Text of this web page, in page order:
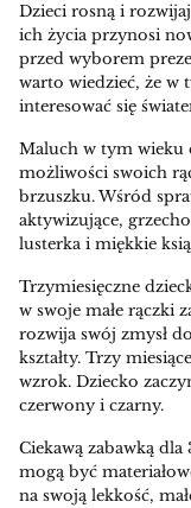
Dzieci rosną i
ich życia przynosi
przed wyborem
warto wiedzieć, że w
interesować się
Maluch w tym wieku
możliwości swoich
brzuszku. Wśród
aktywizujące,
lusterka i miękkie
Trzymiesięczne
w swoje małe rączki
rozwija swój zmysł
kształty. Trzy
wzrok. Dziecko
czerwony i czarny.
Ciekawą zabawką
mogą być
na swoją lekkość,